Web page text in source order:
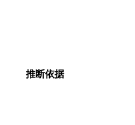
推断依据